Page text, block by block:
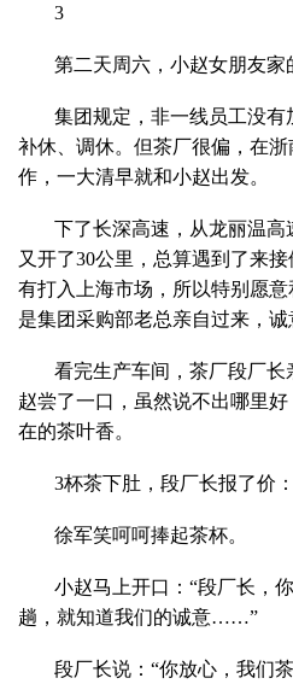
3
第二天周六，小赵女朋友家
集团规定，非一线员工没有
补休、调休。但茶厂很偏，在
作，一大清早就和小赵出发。
下了长深高速，从龙丽温高
又开了30公里，总算遇到了来
有打入上海市场，所以特别愿
是集团采购部老总亲自过来，诚
看完生产车间，茶厂段厂
赵尝了一口，虽然说不出哪里
在的茶叶香。
3杯茶下肚，段厂长报了价：
徐军笑呵呵捧起茶杯。
小赵马上开口：“段厂长，
趟，就知道我们的诚意……”
段厂长说：“你放心，我们